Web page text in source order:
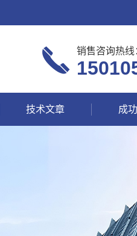
销售咨询热线
技术文章 成